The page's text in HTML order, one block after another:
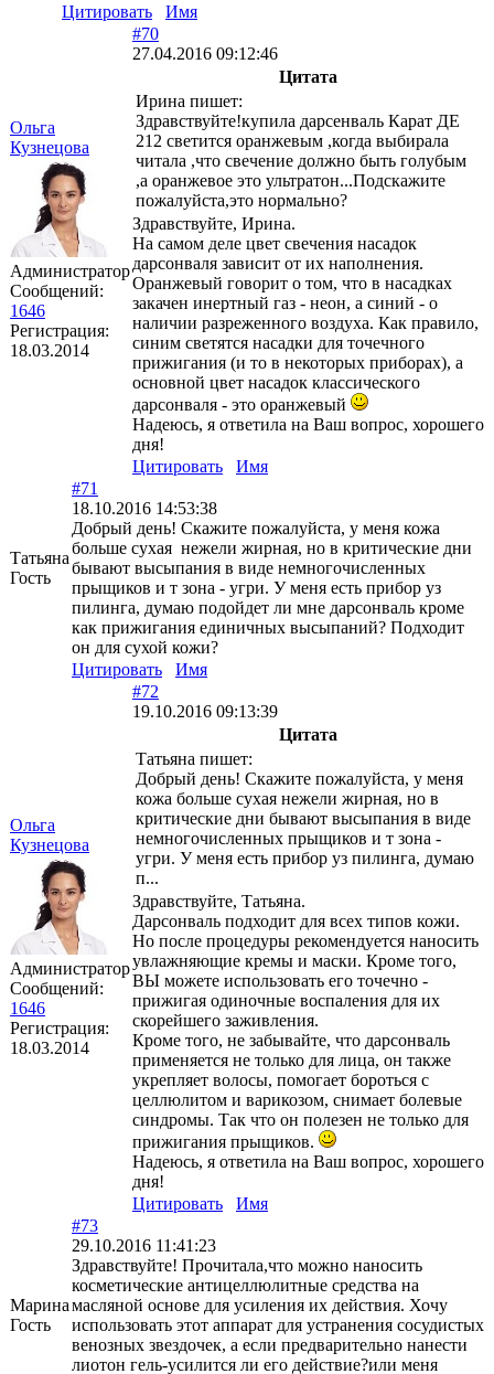
Цитировать
Имя
Ольга
Кузнецова
Администратор
Сообщений:
1646
Регистрация:
18.03.2014
#70
27.04.2016 09:12:46
Цитата
Ирина пишет:
Здравствуйте!купила дарсенваль Карат ДЕ
212 светится оранжевым ,когда выбирала
читала ,что свечение должно быть голубым
,а оранжевое это ультратон...Подскажите
пожалуйста,это нормально?
Здравствуйте, Ирина.
На самом деле цвет свечения насадок
дарсонваля зависит от их наполнения.
Оранжевый говорит о том, что в насадках
закачен инертный газ - неон, а синий - о
наличии разреженного воздуха. Как правило,
синим светятся насадки для точечного
прижигания (и то в некоторых приборах), а
основной цвет насадок классического
дарсонваля - это оранжевый
Надеюсь, я ответила на Ваш вопрос, хорошего
дня!
Цитировать
Имя
Татьяна
Гость
#71
18.10.2016 14:53:38
Добрый день! Скажите пожалуйста, у меня кожа
больше сухая нежели жирная, но в критические дни
бывают высыпания в виде немногочисленных
прыщиков и т зона - угри. У меня есть прибор уз
пилинга, думаю подойдет ли мне дарсонваль кроме
как прижигания единичных высыпаний? Подходит
он для сухой кожи?
Цитировать
Имя
Ольга
Кузнецова
Администратор
Сообщений:
1646
Регистрация:
18.03.2014
#72
19.10.2016 09:13:39
Цитата
Татьяна пишет:
Добрый день! Скажите пожалуйста, у меня
кожа больше сухая нежели жирная, но в
критические дни бывают высыпания в виде
немногочисленных прыщиков и т зона -
угри. У меня есть прибор уз пилинга, думаю
п...
Здравствуйте, Татьяна.
Дарсонваль подходит для всех типов кожи.
Но после процедуры рекомендуется наносить
увлажняющие кремы и маски. Кроме того,
ВЫ можете использовать его точечно -
прижигая одиночные воспаления для их
скорейшего заживления.
Кроме того, не забывайте, что дарсонваль
применяется не только для лица, он также
укрепляет волосы, помогает бороться с
целлюлитом и варикозом, снимает болевые
синдромы. Так что он полезен не только для
прижигания прыщиков.
Надеюсь, я ответила на Ваш вопрос, хорошего
дня!
Цитировать
Имя
Марина
Гость
#73
29.10.2016 11:41:23
Здравствуйте! Прочитала,что можно наносить
косметические антицеллюлитные средства на
масляной основе для усиления их действия. Хочу
использовать этот аппарат для устранения сосудистых
венозных звездочек, а если предварительно нанести
лиотон гель-усилится ли его действие?или меня